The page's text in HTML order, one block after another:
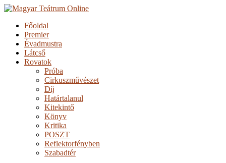
Főoldal
Premier
Évadmustra
Látcső
Rovatok
Próba
Cirkuszművészet
Díj
Határtalanul
Kitekintő
Könyv
Kritika
POSZT
Reflektorfényben
Szabadtér